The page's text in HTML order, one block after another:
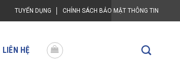
TUYỂN DỤNG CHÍNH SÁCH BẢO MẬT THÔNG TIN
LIÊN HỆ